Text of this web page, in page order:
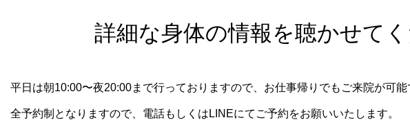
詳細な身体の情報を聴かせてく
平日は朝10:00〜夜20:00まで行っておりますので、お仕事帰りでもご来院が可
全予約制となりますので、電話もしくはLINEにてご予約をお願いいたします。
【産後整体】初回施術6,600円 骨